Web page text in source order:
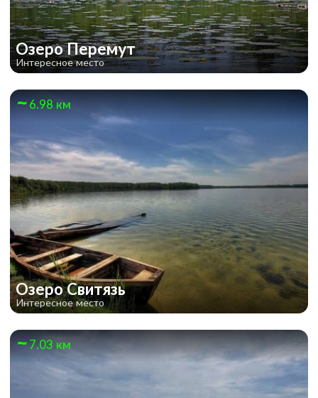
Озеро Перемут
Интересное место
6.98 км
Озеро Свитязь
Интересное место
7.03 км